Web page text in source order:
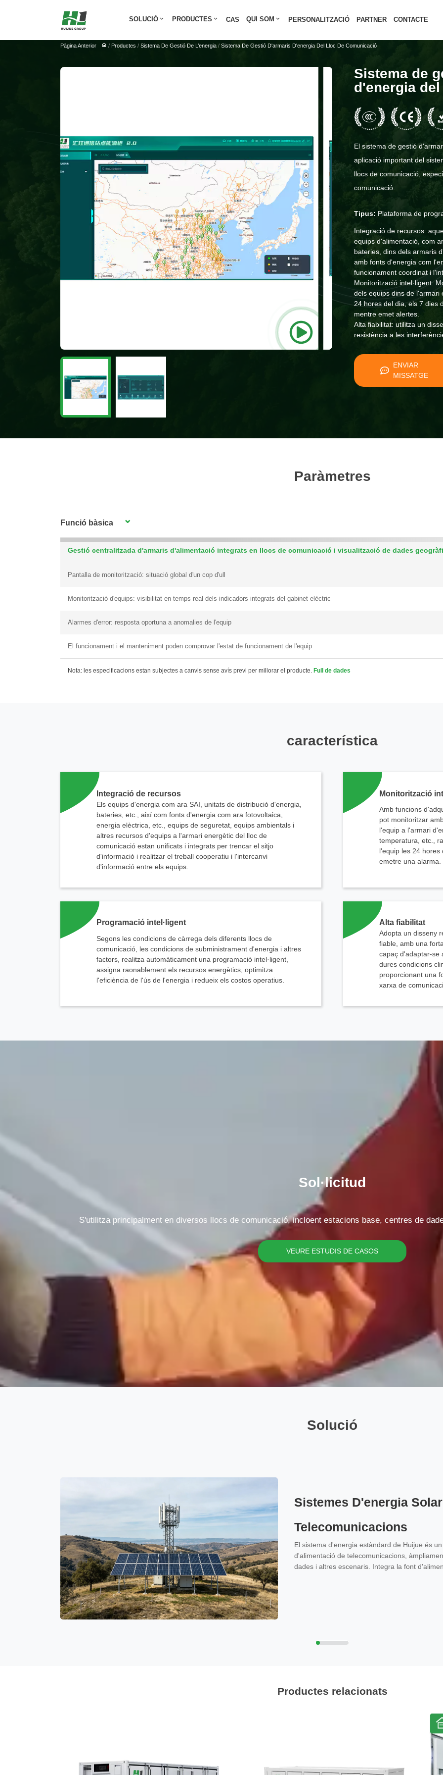
SOLUCIÓ PRODUCTES CAS QUI SOM PERSONALITZACIÓ PARTNER CONTACTE
Pàgina Anterior /Productes /Sistema De Gestió De L’energia /Sistema De Gestió D'armaris D'energia Del Lloc De Comunicació
Sistema de
d'energia
El sistema de gestió
aplicació important del
llocs de comunicació,
comunicació.
Tipus: Plataforma de
Integració de recursos:
equips d'alimentació, com
bateries, dins dels armaris
amb fonts d'energia com
funcionament coordinat i
Monitorització intel·ligent:
dels equips dins de l'armari
24 hores del dia, els 7 dies
mentre emet alertes.
Alta fiabilitat: utilitza un
resistència a les
ENVIAR
MISSATGE
Paràmetres
Funció bàsica
Gestió centralitzada d'armaris d'alimentació integrats en llocs de comunicació i visualització de dades
Pantalla de monitorització: situació global d'un cop d'ull
Monitorització d'equips: visibilitat en temps real dels indicadors integrats del gabinet elèctric
Alarmes d'error: resposta oportuna a anomalies de l'equip
El funcionament i el manteniment poden comprovar l'estat de funcionament de l'equip
Nota: les especificacions estan subjectes a canvis sense avís previ per millorar el producte. Full de dades
característica
Integració de recursos
Els equips d'energia com ara SAI, unitats de distribució d'energia,
bateries, etc., així com fonts d'energia com ara fotovoltaica,
energia elèctrica, etc., equips de seguretat, equips ambientals i
altres recursos d'equips a l'armari energètic del lloc de
comunicació estan unificats i integrats per trencar el sitjo
d'informació i realitzar el treball cooperatiu i l'intercanvi
d'informació entre els equips.
Monitorització
Amb funcions
pot monitoritzar
l'equip a l'armari
temperatura, etc.,
l'equip les 24 hores
emetre una alarma.
Programació intel·ligent
Segons les condicions de càrrega dels diferents llocs de
comunicació, les condicions de subministrament d'energia i altres
factors, realitza automàticament una programació intel·ligent,
assigna raonablement els recursos energètics, optimitza
l'eficiència de l'ús de l'energia i redueix els costos operatius.
Alta fiabilitat
Adopta un disseny
fiable, amb una
capaç d'adaptar-se
dures condicions
proporcionant una
xarxa de
Sol·licitud
S'utilitza principalment en diversos llocs de comunicació, incloent estacions base, centres de
VEURE ESTUDIS DE CASOS
Solució
Sistemes D'energia
Telecomunicacions
El sistema d'energia estàndard de Huijue és
d'alimentació de telecomunicacions,
dades i altres escenaris. Integra la font
Productes relacionats
Contacta'ns